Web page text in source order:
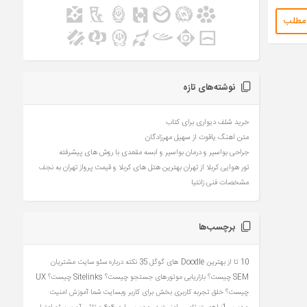
مطلب
نوشته‌های تازه
خرید شلف دیواری برای کتاب
متن آهنگ یاقوت از سهیل مهرزادگان
جراحی بواسیر و درمان بواسیر و آبسه مقعدی با روش های پیشرفته
تور هوایی کربلا از تهران بهترین هتل های کربلا و قیمت پرواز تهران به نجف
مشخصات فنی زانتیا
برچسب‌ها
10 تا از بهترین Doodle های گوگل
35 نکته درباره سئو سایت مشتریان
SEM چیست؟ بازاریابی موتورهای جستجو چیست؟
Sitelinks چیست؟
UX
چیست؟ خلق تجربه کاربری بخش برای کاربر وبسایت شما آموزش امنیت